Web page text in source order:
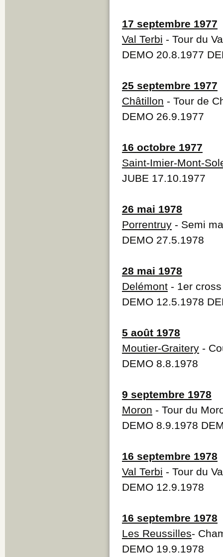
17 septembre 1977
Val Terbi - Tour du
DEMO 20.8.1977
25 septembre 1977
Châtillon - Tour de
DEMO 26.9.1977
16 octobre 1977
Saint-Imier-Mont-
JUBE 17.10.1977
26 mai 1978
Porrentruy - Semi
DEMO 27.5.1978
28 mai 1978
Delémont - 1er
DEMO 12.5.1978
5 août 1978
Moutier-Graitery -
DEMO 8.8.1978
9 septembre 1978
Moron - Tour du
DEMO 8.9.1978
16 septembre 1978
Val Terbi - Tour du
DEMO 12.9.1978
16 septembre 1978
Les Reussilles-
DEMO 19.9.1978